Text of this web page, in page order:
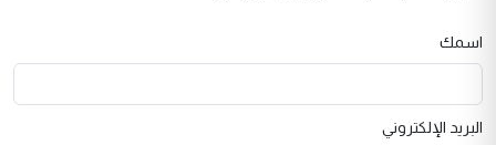
اسمك
البريد الإلكتروني